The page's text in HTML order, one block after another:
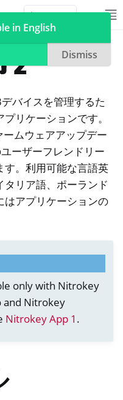
タブレット
2
バイスを管理するた
リケーションです。
ムウェアアップデー
ーザーフレンドリー
す。利用可能な言語英
リア語、ポーランド
はアプリケーションの
only with Nitrokey
and Nitrokey
Nitrokey App 1 .
in English
Dismiss